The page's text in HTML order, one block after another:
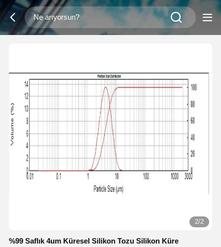
2/2
%99 Saflık 4um Küresel Silikon Tozu Silikon Küre